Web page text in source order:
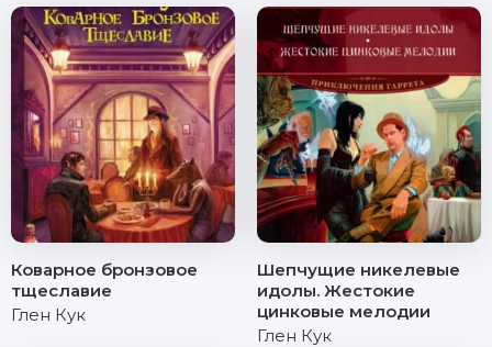
Коварное бронзовое
тщеславие
Глен Кук
Шепчущие никелевые
идолы. Жестокие
цинковые мелодии
Глен Кук